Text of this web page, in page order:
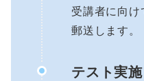
受講者に向
郵送します。
テスト実施